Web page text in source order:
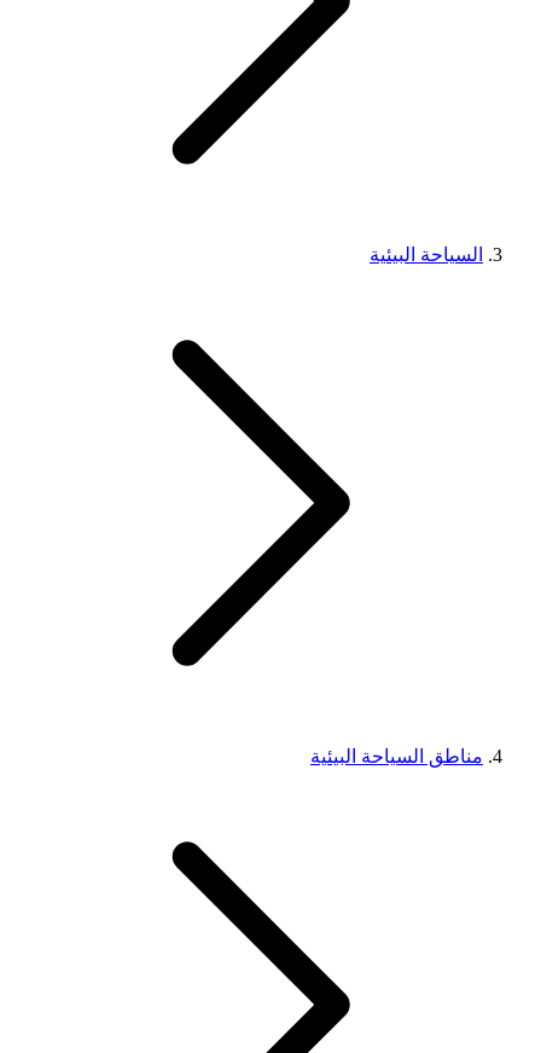
السياحة البيئية
مناطق السياحة البيئية